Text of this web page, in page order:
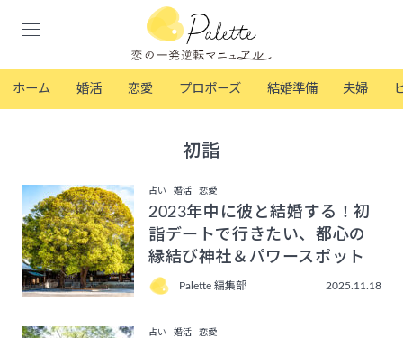
ホーム 婚活 恋愛 プロポーズ 結婚準備 夫婦
初詣
占い 婚活 恋愛
2023年中に彼と結婚する！初
詣デートで行きたい、都心の
縁結び神社＆パワースポット
Palette 編集部 2025.11.18
占い 婚活 恋愛